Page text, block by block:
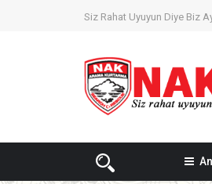
Siz Rahat Uyuyun Diye Biz